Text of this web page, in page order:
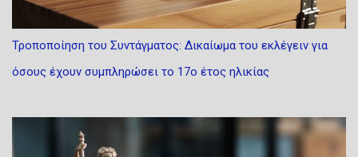
Τροποποίηση του Συντάγματος: Δικαίωμα του εκλέγειν για
όσους έχουν συμπληρώσει το 17ο έτος ηλικίας